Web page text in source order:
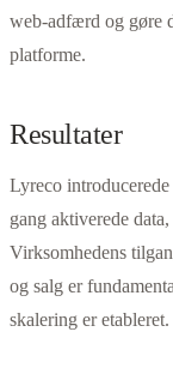
web-adfærd og gøre
platforme.
Resultater
Lyreco
gang aktiverede
Virksomhedens
og salg er
skalering er etableret.